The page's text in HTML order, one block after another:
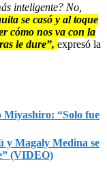
inteligente? No,
se casó y al toque
cómo nos va con la
le dure”, expresó la
Miyashiro: “Solo fue
y Magaly Medina se
(VIDEO)